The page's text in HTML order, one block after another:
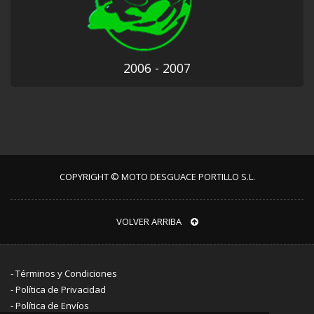
2006 - 2007
COPYRIGHT © MOTO DESGUACE PORTILLO S.L.
VOLVER ARRIBA
-Términos y Condiciones
-Política de Privacidad
-Política de Envíos